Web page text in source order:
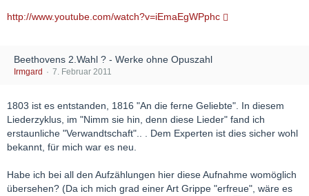
http://www.youtube.com/watch?v=iEmaEgWPphc
Beethovens 2.Wahl ? - Werke ohne Opuszahl
Irmgard 7. Februar 2011
1803 ist es entstanden, 1816 "An die ferne Geliebte". In diesem
Liederzyklus, im "Nimm sie hin, denn diese Lieder" fand ich
erstaunliche "Verwandtschaft".. . Dem Experten ist dies sicher wohl
bekannt, für mich war es neu.
Habe ich bei all den Aufzählungen hier diese Aufnahme womöglich
übersehen? (Da ich mich grad einer Art Grippe "erfreue", wäre es